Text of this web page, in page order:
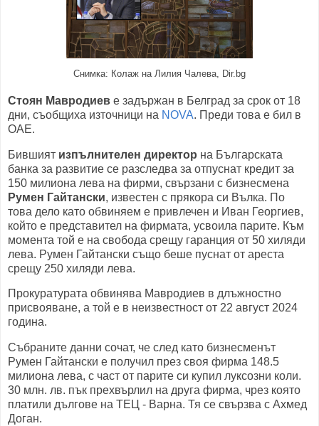
Снимка: Колаж на Лилия Чалева, Dir.bg
Стоян Мавродиев е задържан в Белград за срок от 18
дни, съобщиха източници на NOVA. Преди това е бил в
ОАЕ.
Бившият изпълнителен директор на Българската
банка за развитие се разследва за отпуснат кредит за
150 милиона лева на фирми, свързани с бизнесмена
Румен Гайтански, известен с прякора си Вълка. По
това дело като обвиняем е привлечен и Иван Георгиев,
който е представител на фирмата, усвоила парите. Към
момента той е на свобода срещу гаранция от 50 хиляди
лева. Румен Гайтански също беше пуснат от ареста
срещу 250 хиляди лева.
Прокуратурата обвинява Мавродиев в длъжностно
присвояване, а той е в неизвестност от 22 август 2024
година.
Събраните данни сочат, че след като бизнесменът
Румен Гайтански е получил през своя фирма 148.5
милиона лева, с част от парите си купил луксозни коли.
30 млн. лв. пък прехвърлил на друга фирма, чрез която
платили дългове на ТЕЦ - Варна. Тя се свързва с Ахмед
Доган.